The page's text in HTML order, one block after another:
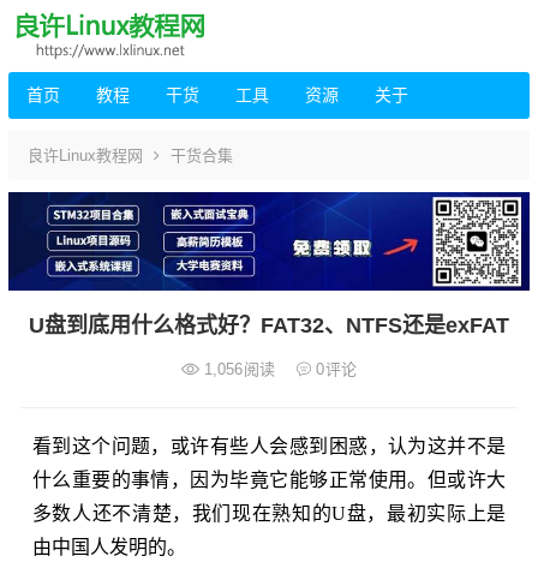
首页 教程 干货 工具 资源 关于
良许Linux教程网 干货合集
U盘到底用什么格式好？FAT32、NTFS还是exFAT
1,056阅读 0评论
看到这个问题，或许有些人会感到困惑，认为这并不是
什么重要的事情，因为毕竟它能够正常使用。但或许大
多数人还不清楚，我们现在熟知的U盘，最初实际上是
由中国人发明的。